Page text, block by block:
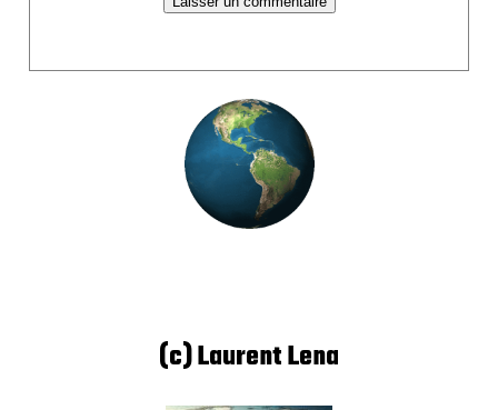
(c) Laurent Lena